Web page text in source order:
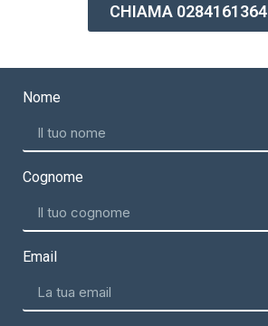
CHIAMA 0284161364
Nome
Cognome
Email